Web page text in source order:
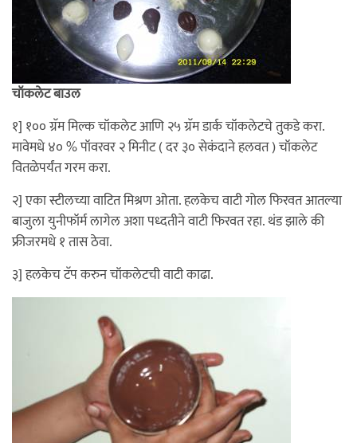
चॉकलेट बाउल
१] १०० ग्रॅम मिल्क चॉकलेट आणि २५ ग्रॅम डार्क चॉकलेटचे तुकडे करा.
मावेमधे ४० % पॉवरवर २ मिनीट ( दर ३० सेकंदाने हलवत ) चॉकलेट
वितळेपर्यंत गरम करा.
२] एका स्टीलच्या वाटित मिश्रण ओता. हलकेच वाटी गोल फिरवत आतल्या
बाजुला युनीफॉर्म लागेल अशा पध्दतीने वाटी फिरवत रहा. थंड झाले की
फ्रीजरमधे १ तास ठेवा.
३] हलकेच टॅप करुन चॉकलेटची वाटी काढा.